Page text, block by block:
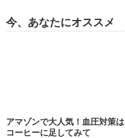
今、あなたにオススメ
アマゾンで大人気！血圧対策は
コーヒーに足してみて